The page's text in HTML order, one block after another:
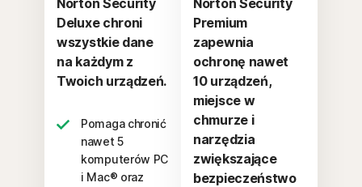
Norton Security
Deluxe chroni
wszystkie dane
na każdym z
Twoich urządzeń.
Pomaga chronić
nawet 5
komputerów PC
i Mac® oraz
Norton Security
Premium
zapewnia
ochronę nawet
10 urządzeń,
miejsce w
chmurze i
narzędzia
zwiększające
bezpieczeństwo